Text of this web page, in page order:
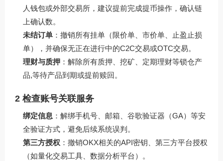
人钱包或外部交易所，建议提前完成提币操作，确认链
上确认数。
未结订单 ：撤销所有挂单（限价单、市价单、止盈止损
单），并确保无正在进行中的C2C交易或OTC交易。
理财与质押 ：解除所有质押、挖矿、定期理财等锁仓产
品,等待产品到期或提前赎回。
2 检查账号关联服务
绑定信息 ：解绑手机号、邮箱、谷歌验证器（GA）等安
全验证方式，避免后续系统误判。
第三方授权 ：撤销OKX相关的API密钥、第三方平台授权
（如量化交易工具、数据分析平台）。